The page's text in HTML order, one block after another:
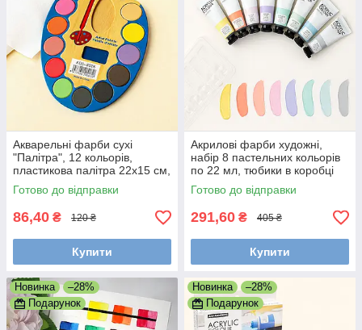
Акварельні фарби сухі
"Палітра", 12 кольорів,
пластикова палітра 22x15 см,
Синя
Готово до відправки
86,40 ₴ 120 ₴
Купити
Акрилові фарби художні,
набір 8 пастельних кольорів
по 22 мл, тюбики в коробці
Готово до відправки
291,60 ₴ 405 ₴
Купити
Новинка
–28%
Подарунок
Новинка
–28%
Подарунок